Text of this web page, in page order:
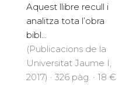
Aquest llibre recull i
analitza tota l’obra
bibl...
(Publicacions de la
Universitat Jaume I,
2017) · 326 pàg. · 18 €